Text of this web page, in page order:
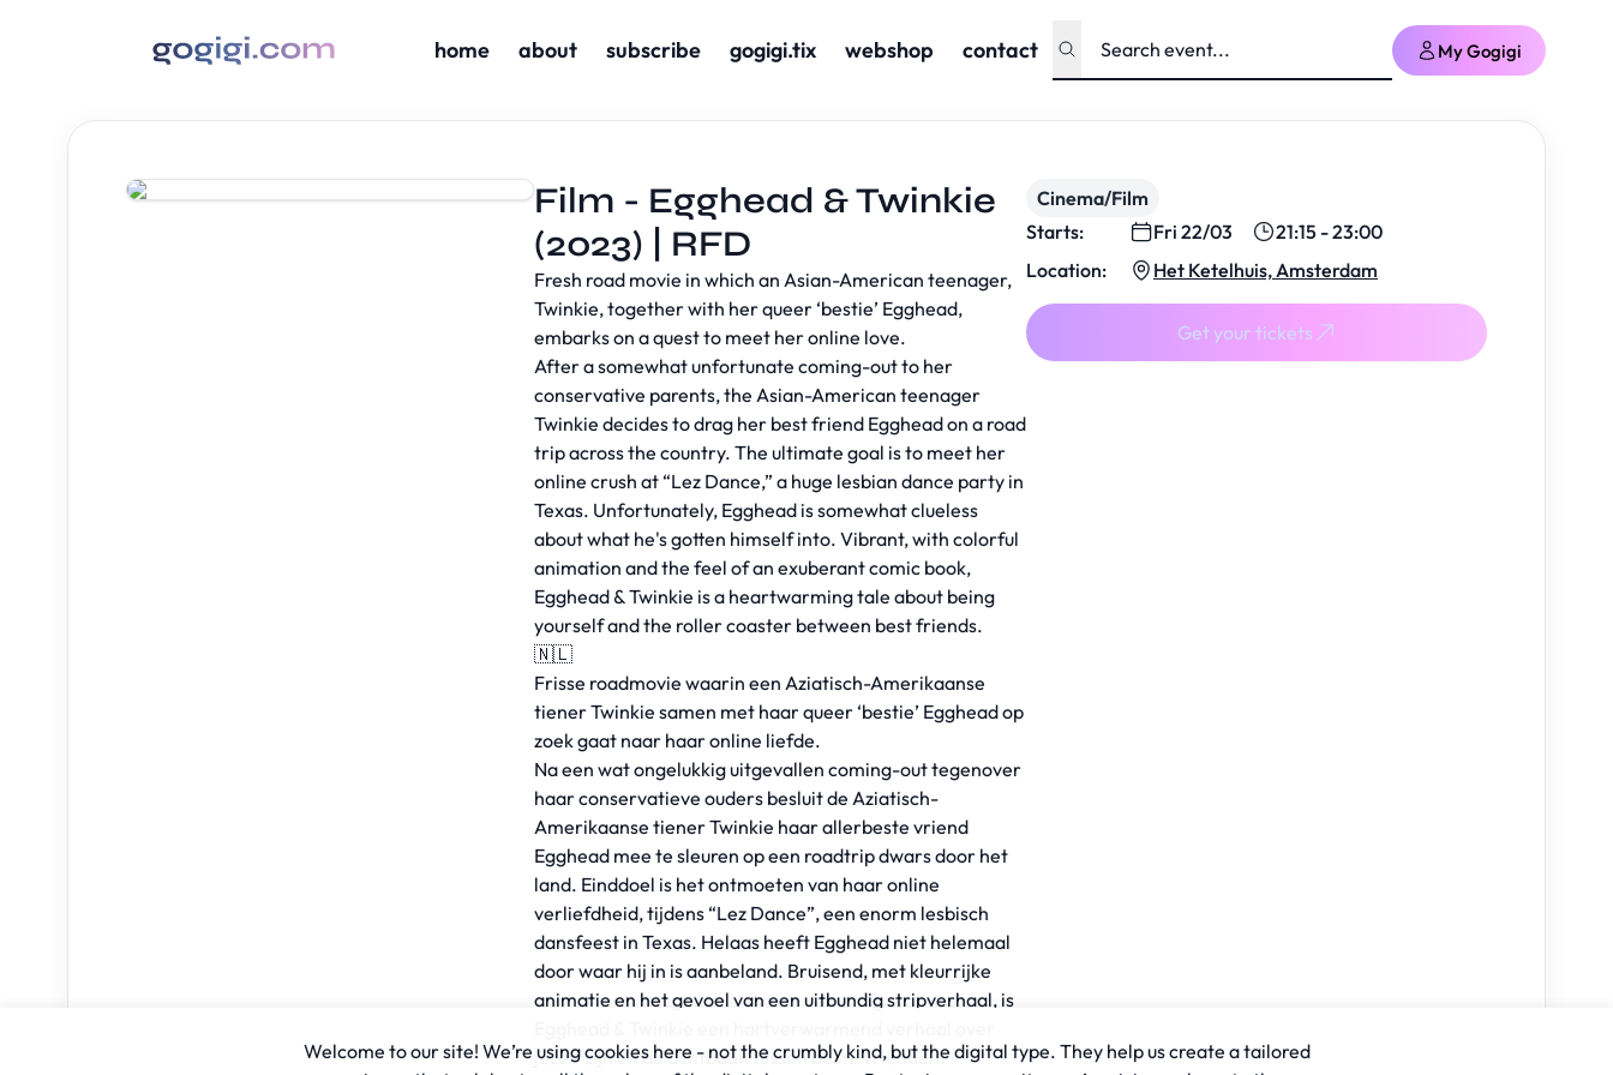
home about subscribe gogigi.tix webshop contact My Gogigi
Film - Egghead & Twinkie
(2023) | RFD
Fresh road movie in which an Asian-American teenager,
Twinkie, together with her queer ‘bestie’ Egghead,
embarks on a quest to meet her online love.
After a somewhat unfortunate coming-out to her
conservative parents, the Asian-American teenager
Twinkie decides to drag her best friend Egghead on a road
trip across the country. The ultimate goal is to meet her
online crush at “Lez Dance,” a huge lesbian dance party in
Texas. Unfortunately, Egghead is somewhat clueless
about what he's gotten himself into. Vibrant, with colorful
animation and the feel of an exuberant comic book,
Egghead & Twinkie is a heartwarming tale about being
yourself and the roller coaster between best friends.
🇳🇱
Frisse roadmovie waarin een Aziatisch-Amerikaanse
tiener Twinkie samen met haar queer ‘bestie’ Egghead op
zoek gaat naar haar online liefde.
Na een wat ongelukkig uitgevallen coming-out tegenover
haar conservatieve ouders besluit de Aziatisch-
Amerikaanse tiener Twinkie haar allerbeste vriend
Egghead mee te sleuren op een roadtrip dwars door het
land. Einddoel is het ontmoeten van haar online
verliefdheid, tijdens “Lez Dance”, een enorm lesbisch
dansfeest in Texas. Helaas heeft Egghead niet helemaal
door waar hij in is aanbeland. Bruisend, met kleurrijke
animatie en het gevoel van een uitbundig stripverhaal, is
jezelf zijn en de achtbaan tussen beste vrienden.
Cinema/Film
Starts:
Fri 22/03
21:15 - 23:00
Location:
Het Ketelhuis, Amsterdam
Get your tickets
Welcome to our site! We’re using cookies here - not the crumbly kind, but the digital type. They help us create a tailored